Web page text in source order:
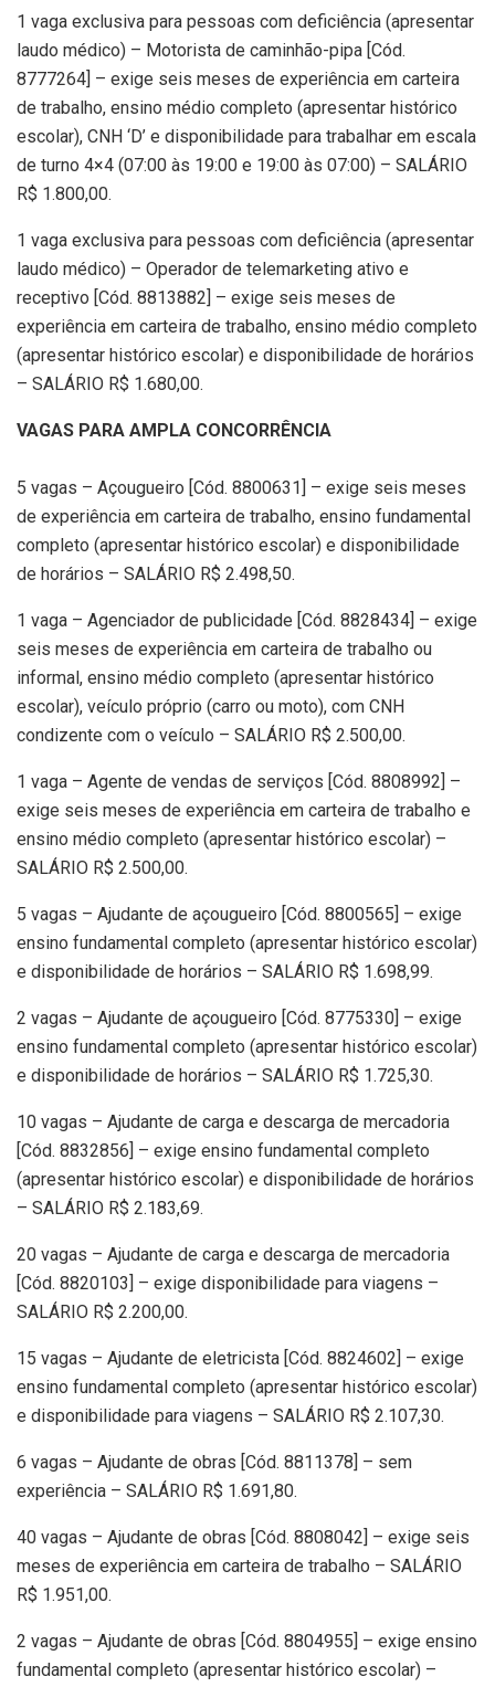
1 vaga exclusiva para pessoas com deficiência (apresentar
laudo médico) – Motorista de caminhão-pipa [Cód.
8777264] – exige seis meses de experiência em carteira
de trabalho, ensino médio completo (apresentar histórico
escolar), CNH ‘D’ e disponibilidade para trabalhar em escala
de turno 4×4 (07:00 às 19:00 e 19:00 às 07:00) – SALÁRIO
R$ 1.800,00.
1 vaga exclusiva para pessoas com deficiência (apresentar
laudo médico) – Operador de telemarketing ativo e
receptivo [Cód. 8813882] – exige seis meses de
experiência em carteira de trabalho, ensino médio completo
(apresentar histórico escolar) e disponibilidade de horários
– SALÁRIO R$ 1.680,00.
VAGAS PARA AMPLA CONCORRÊNCIA
5 vagas – Açougueiro [Cód. 8800631] – exige seis meses
de experiência em carteira de trabalho, ensino fundamental
completo (apresentar histórico escolar) e disponibilidade
de horários – SALÁRIO R$ 2.498,50.
1 vaga – Agenciador de publicidade [Cód. 8828434] – exige
seis meses de experiência em carteira de trabalho ou
informal, ensino médio completo (apresentar histórico
escolar), veículo próprio (carro ou moto), com CNH
condizente com o veículo – SALÁRIO R$ 2.500,00.
1 vaga – Agente de vendas de serviços [Cód. 8808992] –
exige seis meses de experiência em carteira de trabalho e
ensino médio completo (apresentar histórico escolar) –
SALÁRIO R$ 2.500,00.
5 vagas – Ajudante de açougueiro [Cód. 8800565] – exige
ensino fundamental completo (apresentar histórico escolar)
e disponibilidade de horários – SALÁRIO R$ 1.698,99.
2 vagas – Ajudante de açougueiro [Cód. 8775330] – exige
ensino fundamental completo (apresentar histórico escolar)
e disponibilidade de horários – SALÁRIO R$ 1.725,30.
10 vagas – Ajudante de carga e descarga de mercadoria
[Cód. 8832856] – exige ensino fundamental completo
(apresentar histórico escolar) e disponibilidade de horários
– SALÁRIO R$ 2.183,69.
20 vagas – Ajudante de carga e descarga de mercadoria
[Cód. 8820103] – exige disponibilidade para viagens –
SALÁRIO R$ 2.200,00.
15 vagas – Ajudante de eletricista [Cód. 8824602] – exige
ensino fundamental completo (apresentar histórico escolar)
e disponibilidade para viagens – SALÁRIO R$ 2.107,30.
6 vagas – Ajudante de obras [Cód. 8811378] – sem
experiência – SALÁRIO R$ 1.691,80.
40 vagas – Ajudante de obras [Cód. 8808042] – exige seis
meses de experiência em carteira de trabalho – SALÁRIO
R$ 1.951,00.
2 vagas – Ajudante de obras [Cód. 8804955] – exige ensino
fundamental completo (apresentar histórico escolar) –